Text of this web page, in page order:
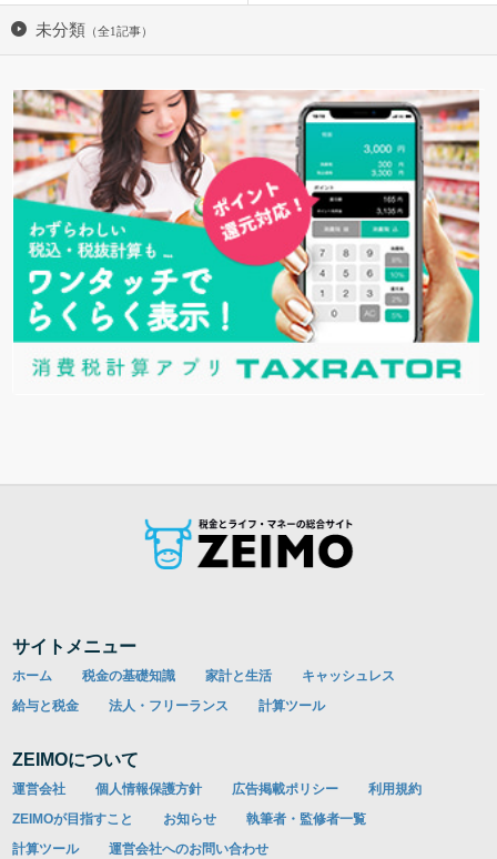
未分類 （全1記事）
サイトメニュー
ホーム 税金の基礎知識 家計と生活
キャッシュレス
給与と税金
法人・フリーランス 計算ツール
ZEIMOについて
運営会社 個人情報保護方針 広告掲載ポリシー
利用規約
ZEIMOが目指すこと
お知らせ
執筆者・監修者一覧
計算ツール
運営会社へのお問い合わせ